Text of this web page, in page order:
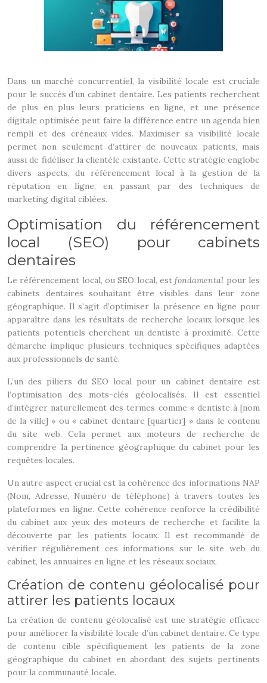
Dans un marché concurrentiel, la visibilité locale est cruciale
pour le succès d’un cabinet dentaire. Les patients recherchent
de plus en plus leurs praticiens en ligne, et une présence
digitale optimisée peut faire la différence entre un agenda bien
rempli et des créneaux vides. Maximiser sa visibilité locale
permet non seulement d’attirer de nouveaux patients, mais
aussi de fidéliser la clientèle existante. Cette stratégie englobe
divers aspects, du référencement local à la gestion de la
réputation en ligne, en passant par des techniques de
marketing digital ciblées.
Optimisation du référencement
local (SEO) pour cabinets
dentaires
Le référencement local, ou SEO local, estfondamental pour les
cabinets dentaires souhaitant être visibles dans leur zone
géographique. Il s’agit d’optimiser la présence en ligne pour
apparaître dans les résultats de recherche locaux lorsque les
patients potentiels cherchent un dentiste à proximité. Cette
démarche implique plusieurs techniques spécifiques adaptées
aux professionnels de santé.
L’un des piliers du SEO local pour un cabinet dentaire est
l’optimisation des mots-clés géolocalisés. Il est essentiel
d’intégrer naturellement des termes comme « dentiste à [nom
de la ville] » ou « cabinet dentaire [quartier] » dans le contenu
du site web. Cela permet aux moteurs de recherche de
comprendre la pertinence géographique du cabinet pour les
requêtes locales.
Un autre aspect crucial est la cohérence des informations NAP
(Nom, Adresse, Numéro de téléphone) à travers toutes les
plateformes en ligne. Cette cohérence renforce la crédibilité
du cabinet aux yeux des moteurs de recherche et facilite la
découverte par les patients locaux. Il est recommandé de
vérifier régulièrement ces informations sur le site web du
cabinet, les annuaires en ligne et les réseaux sociaux.
Création de contenu géolocalisé pour
attirer les patients locaux
La création de contenu géolocalisé est une stratégie efficace
pour améliorer la visibilité locale d’un cabinet dentaire. Ce type
de contenu cible spécifiquement les patients de la zone
géographique du cabinet en abordant des sujets pertinents
pour la communauté locale.